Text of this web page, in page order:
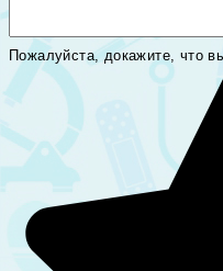
Пожалуйста, докажите, что